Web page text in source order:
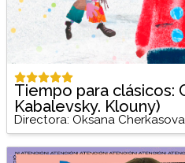
Tiempo para clásicos:
Kabalevsky. Klouny)
Directora: Oksana Cherkasova